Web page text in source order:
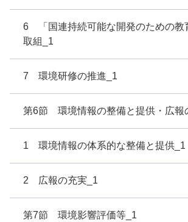
6 「国連持続可能な開発のための教
取組_1
7 環境研修の推進_1
第6節 環境情報の整備と提供・広報
1 環境情報の体系的な整備と提供_1
2 広報の充実_1
第7節 環境影響評価等_1